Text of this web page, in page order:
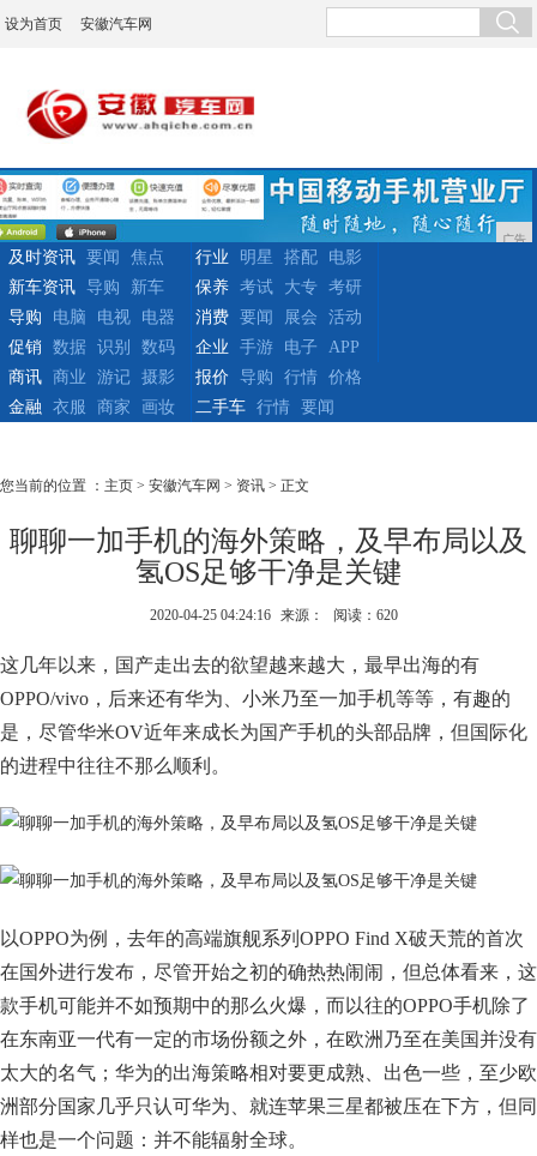
设为首页 安徽汽车网
广告
及时资讯 要闻
焦点
新车资讯
导购 新车
行业 明星 搭配
电影
保养
考试 大专
考研
导购
电脑 电视
电器
促销
数据 识别 数码
消费 要闻 展会
活动
企业
手游 电子
APP
商讯
商业 游记
摄影
金融
衣服 商家 画妆
报价 导购 行情
价格
二手车
行情 要闻
您当前的位置 ： 主页 > 安徽汽车网 > 资讯 > 正文
聊聊一加手机的海外策略，及早布局以及
氢OS足够干净是关键
2020-04-25 04:24:16 来源： 阅读：620
这几年以来，国产走出去的欲望越来越大，最早出海的有
OPPO/vivo，后来还有华为、小米乃至一加手机等等，有趣的
是，尽管华米OV近年来成长为国产手机的头部品牌，但国际化
的进程中往往不那么顺利。
以OPPO为例，去年的高端旗舰系列OPPO Find X破天荒的首次
在国外进行发布，尽管开始之初的确热热闹闹，但总体看来，这
款手机可能并不如预期中的那么火爆，而以往的OPPO手机除了
在东南亚一代有一定的市场份额之外，在欧洲乃至在美国并没有
太大的名气；华为的出海策略相对要更成熟、出色一些，至少欧
洲部分国家几乎只认可华为、就连苹果三星都被压在下方，但同
样也是一个问题：并不能辐射全球。